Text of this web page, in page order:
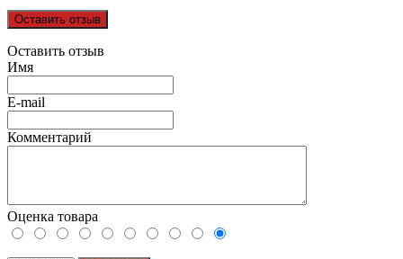
Оставить отзыв
Оставить отзыв
Имя
E-mail
Комментарий
Оценка товара